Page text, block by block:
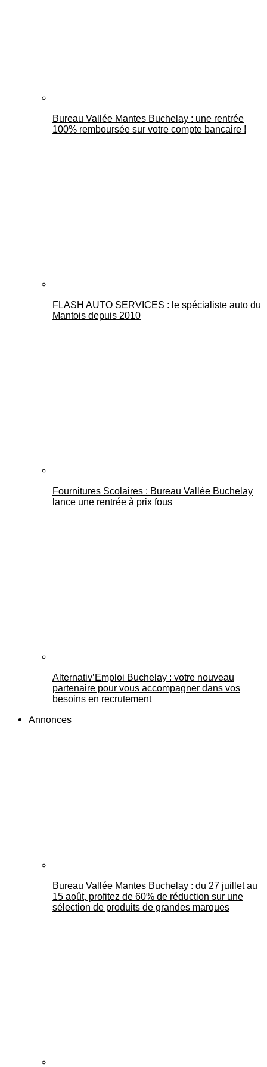
Bureau Vallée Mantes Buchelay : une rentrée
100% remboursée sur votre compte bancaire !
FLASH AUTO SERVICES : le spécialiste auto du
Mantois depuis 2010
Fournitures Scolaires : Bureau Vallée Buchelay
lance une rentrée à prix fous
Alternativ’Emploi Buchelay : votre nouveau
partenaire pour vous accompagner dans vos
besoins en recrutement
Annonces
Bureau Vallée Mantes Buchelay : du 27 juillet au
15 août, profitez de 60% de réduction sur une
sélection de produits de grandes marques